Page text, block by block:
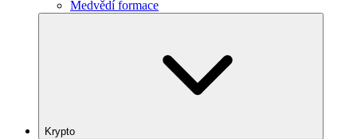
Medvědí formace
Krypto